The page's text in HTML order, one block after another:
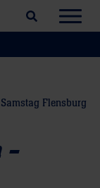
Suchfeld öffnen
Flensburg
–